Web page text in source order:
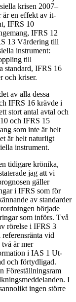
krisen 2007–
är en effekt av it-
IFRS 10
IFRS 12
13 Värdering till
instrument:
till
standard, IFRS 16
och kriser.
av alla dessa
IFRS 16 krävde i
stort antal avtal och
och IFRS 15
som inte är helt
är helt naturligt
instrument.
tidigare krönika,
jag att vi
gäller
i IFRS som för
av standarder
började
som in­förs. Två
rörelse i IFRS 3
vid
är mer
i IAS 1 Ut­
och förtydligad.
Föreställningsram
I
ingen större